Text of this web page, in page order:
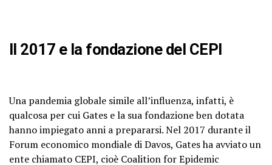
Il 2017 e la fondazione del CEPI
Una pandemia globale simile all’influenza, infatti, è
qualcosa per cui Gates e la sua fondazione ben dotata
hanno impiegato anni a prepararsi. Nel 2017 durante il
Forum economico mondiale di Davos, Gates ha avviato un
ente chiamato CEPI, cioè Coalition for Epidemic